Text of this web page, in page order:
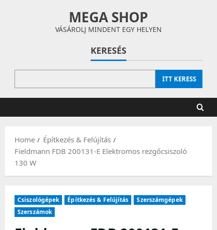
MEGA SHOP
VÁSÁROLJ MINDENT EGY HELYEN
KERESÉS
ITT KERESS
Home
Építkezés & Felújítás
Fieldmann FDB 200131-E Elektromos rezgőcsiszoló
130 W
Csiszológépek Építkezés & Felújítás
Szerszámgépek
Szerszámok